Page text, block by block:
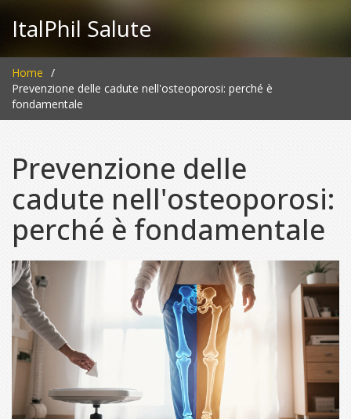
ItalPhil Salute
Home
Prevenzione delle cadute nell'osteoporosi: perché è
fondamentale
Prevenzione delle
cadute nell'osteoporosi:
perché è fondamentale